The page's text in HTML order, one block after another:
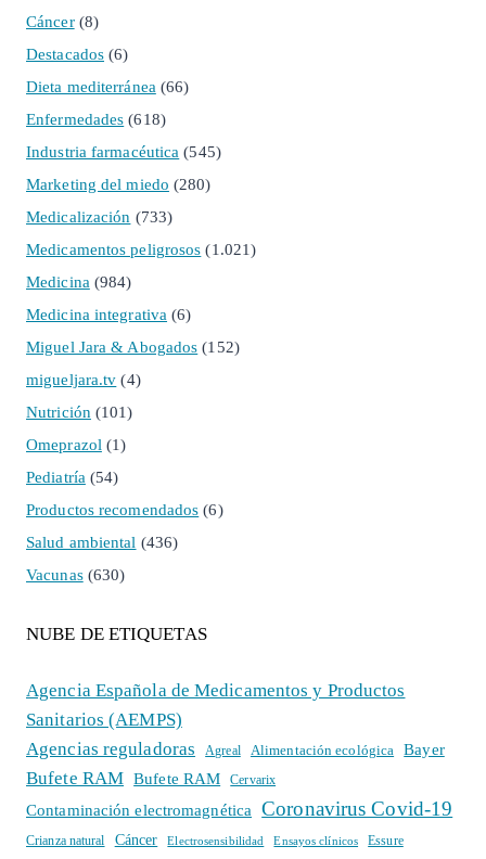
Cáncer(8)
Destacados (6)
Dieta mediterránea (66)
Enfermedades (618)
Industria farmacéutica (545)
Marketing del miedo (280)
Medicalización (733)
Medicamentos peligrosos (1.021)
Medicina (984)
Medicina integrativa (6)
Miguel Jara & Abogados (152)
migueljara.tv (4)
Nutrición (101)
Omeprazol (1)
Pediatría (54)
Productos recomendados (6)
Salud ambiental (436)
Vacunas(630)
NUBE DE ETIQUETAS
Agencia Española de Medicamentos y Productos
Sanitarios (AEMPS)
Agencias reguladoras
Agreal Alimentación ecológica Bayer
Bufete RAM Bufete RAM Cervarix
Contaminación electromagnética Coronavirus Covid-19
Crianza natural Cáncer Electrosensibilidad Ensayos clínicos Essure